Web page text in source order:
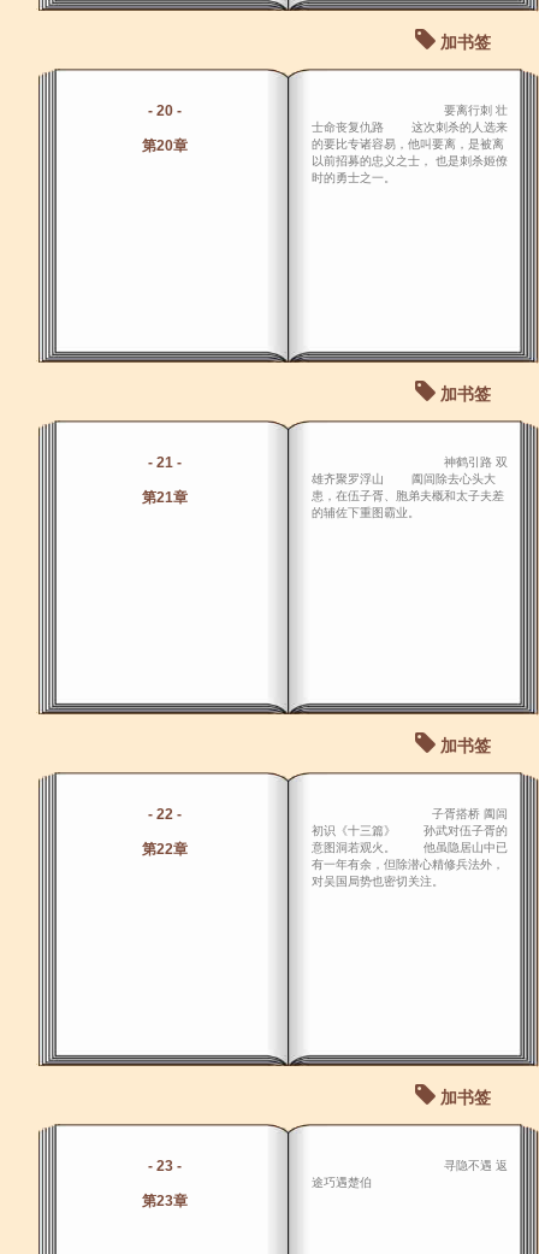
加书签
- 20 -
第20章
要离行刺 壮
士命丧复仇路 这次刺杀的人选来
的要比专诸容易，他叫要离，是被离
以前招募的忠义之士， 也是刺杀姬僚
时的勇士之一。
加书签
- 21 -
第21章
神鹤引路 双
雄齐聚罗浮山 阖闾除去心头大
患，在伍子胥、胞弟夫概和太子夫差
的辅佐下重图霸业。
加书签
- 22 -
第22章
子胥搭桥 阖闾
初识《十三篇》 孙武对伍子胥的
意图洞若观火。 他虽隐居山中已
有一年有余，但除潜心精修兵法外，
对吴国局势也密切关注。
加书签
- 23 -
第23章
寻隐不遇 返
途巧遇楚伯